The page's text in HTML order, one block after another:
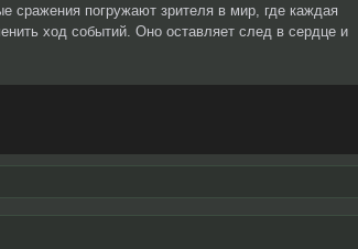
сражения погружают зрителя в мир, где каждая
ход событий. Оно оставляет след в сердце и